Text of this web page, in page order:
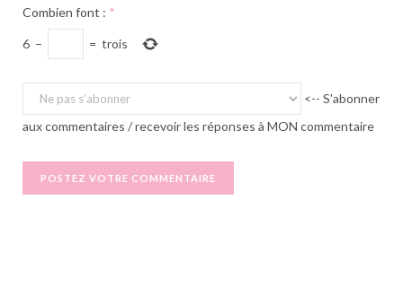
Combien font : *
6 − = trois
<-- S'abonner
aux commentaires / recevoir les réponses à MON commentaire